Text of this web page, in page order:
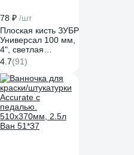
78 ₽ /шт
Плоская кисть ЗУБР
Универсал 100 мм,
4", светлая
натуральная
щетина 01099-
100_z01
4.7(91)